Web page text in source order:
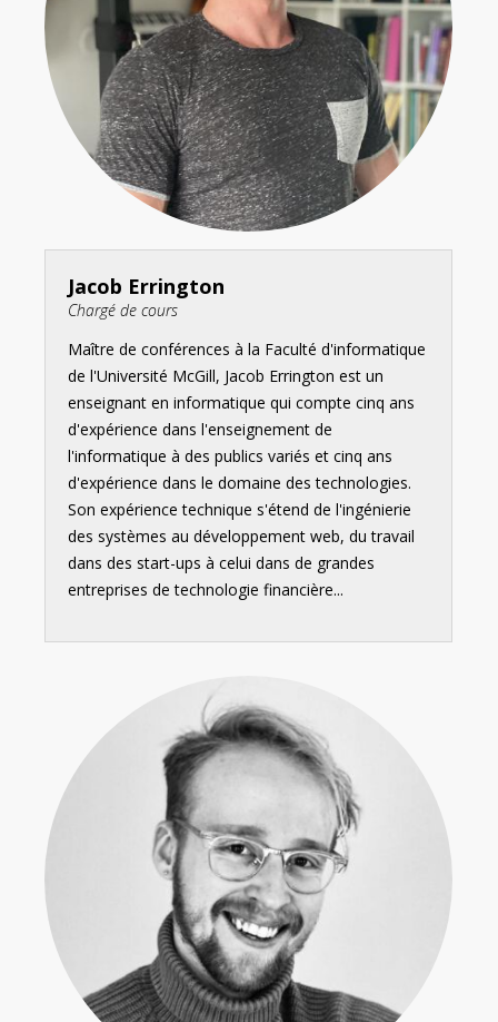
Jacob Errington
Chargé de cours
Maître de conférences à la Faculté d'informatique
de l'Université McGill, Jacob Errington est un
enseignant en informatique qui compte cinq ans
d'expérience dans l'enseignement de
l'informatique à des publics variés et cinq ans
d'expérience dans le domaine des technologies.
Son expérience technique s'étend de l'ingénierie
des systèmes au développement web, du travail
dans des start-ups à celui dans de grandes
entreprises de technologie financière...